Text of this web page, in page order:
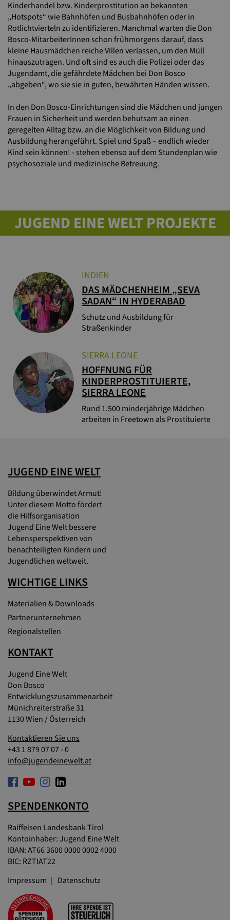
Kinderhandel bzw. Kinderprostitution an bekannten
„Hotspots“ wie Bahnhöfen und Busbahnhöfen oder in
Rotlichtvierteln zu identifizieren. Manchmal warten die Don
Bosco-MitarbeiterInnen schon frühmorgens darauf, dass
kleine Hausmädchen reiche Villen verlassen, um den Müll
hinauszutragen. Und oft sind es auch die Polizei oder das
Jugendamt, die gefährdete Mädchen bei Don Bosco
„abgeben“, wo sie sie in guten, bewährten Händen wissen.
In den Don Bosco-Einrichtungen sind die Mädchen und jungen
Frauen in Sicherheit und werden behutsam an einen
geregelten Alltag bzw. an die Möglichkeit von Bildung und
Ausbildung herangeführt. Spiel und Spaß – endlich wieder
Kind sein können! - stehen ebenso auf dem Stundenplan wie
psychosoziale und medizinische Betreuung.
JUGEND EINE WELT PROJEKTE
INDIEN
DAS MÄDCHENHEIM „SEVA
SADAN“ IN HYDERABAD
Schutz und Ausbildung für
Straßenkinder
SIERRA LEONE
HOFFNUNG FÜR
KINDERPROSTITUIERTE,
SIERRA LEONE
Rund 1.500 minderjährige Mädchen
arbeiten in Freetown als Prostituierte
JUGEND EINE WELT
Bildung überwindet Armut!
Unter diesem Motto fördert
die Hilfsorganisation
Jugend Eine Welt bessere
Lebensperspektiven von
benachteiligten Kindern und
Jugendlichen weltweit.
WICHTIGE LINKS
Materialien & Downloads
Partnerunternehmen
Regionalstellen
KONTAKT
Jugend Eine Welt
Don Bosco
Entwicklungszusammenarbeit
Münichreiterstraße 31
1130 Wien / Österreich
Kontaktieren Sie uns
+43 1 879 07 07 - 0
info@jugendeinewelt.at
SPENDENKONTO
Raiffeisen Landesbank Tirol
Kontoinhaber: Jugend Eine Welt
IBAN: AT66 3600 0000 0002 4000
BIC: RZTIAT22
Impressum
Datenschutz